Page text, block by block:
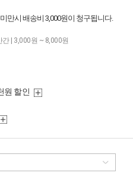
만시 배송비 3,000원이 청구됩니다.
| 3,000원 ~ 8,000원
원 할인